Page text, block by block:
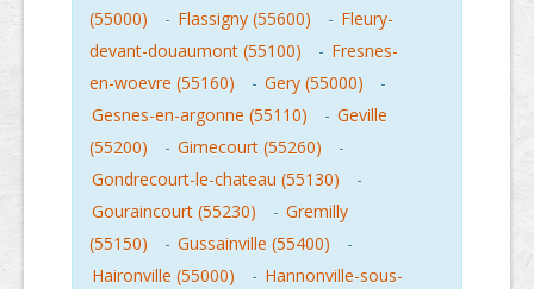
(55000)
- Flassigny (55600) - Fleury-
devant-douaumont (55100)
- Fresnes-
en-woevre (55160)
- Gery (55000)
-
Gesnes-en-argonne (55110)
- Geville
(55200)
- Gimecourt (55260)
-
Gondrecourt-le-chateau (55130)
-
Gouraincourt (55230)
- Gremilly
(55150)
- Gussainville (55400)
-
Haironville (55000)
- Hannonville-sous-